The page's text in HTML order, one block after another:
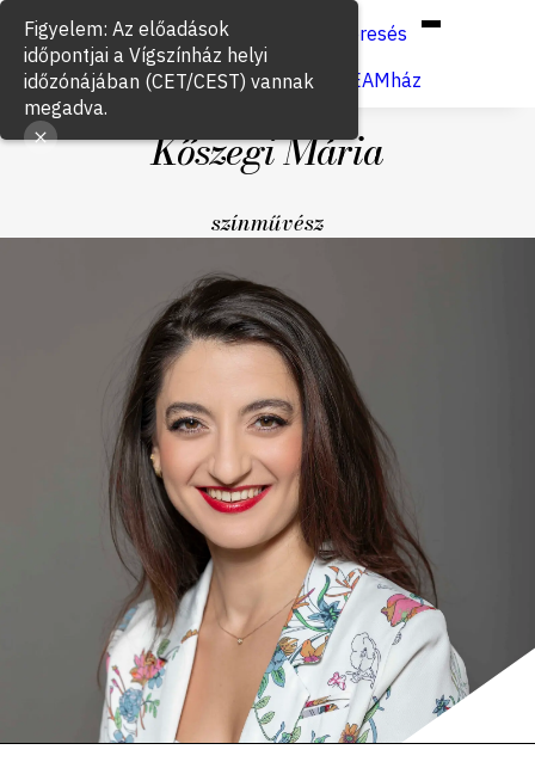
Keresés
Jegyvásárlás
VígSTREAMház
Kőszegi Mária
színművész
Figyelem: Az előadások
időpontjai a Vígszínház helyi
időzónájában (CET/CEST) vannak
megadva.